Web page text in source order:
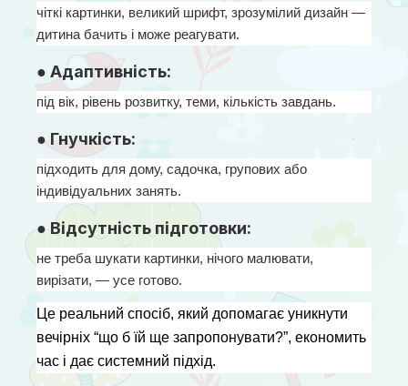
чіткі картинки, великий шрифт, зрозумілий дизайн —
дитина бачить і може реагувати.
● Адаптивність:
під вік, рівень розвитку, теми, кількість завдань.
● Гнучкість:
підходить для дому, садочка, групових або
індивідуальних занять.
● Відсутність підготовки:
не треба шукати картинки, нічого малювати,
вирізати, — усе готово.
Це реальний спосіб, який допомагає уникнути
вечірніх “що б їй ще запропонувати?”, економить
час і дає системний підхід.